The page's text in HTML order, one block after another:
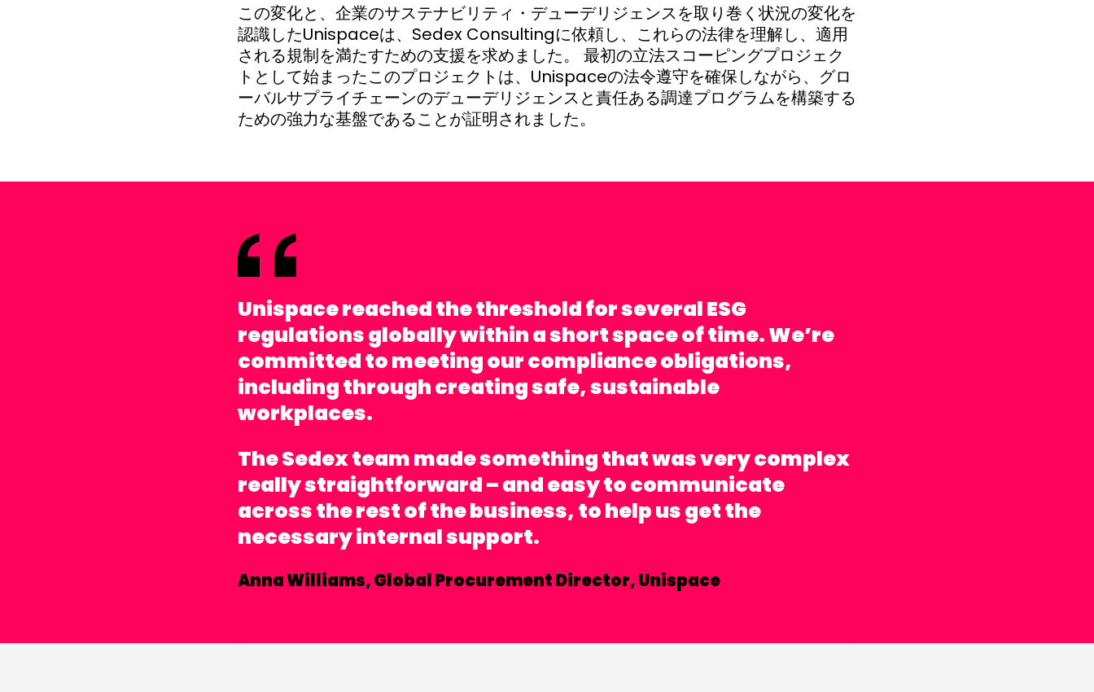
この変化と、企業のサステナビリティ・デューデリジェンスを取り巻く状況の変化を
認識したUnispaceは、Sedex Consultingに依頼し、これらの法律を理解し、適用
される規制を満たすための支援を求めました。 最初の立法スコーピングプロジェク
トとして始まったこのプロジェクトは、Unispaceの法令遵守を確保しながら、グロ
ーバルサプライチェーンのデューデリジェンスと責任ある調達プログラムを構築する
ための強力な基盤であることが証明されました。
Unispace reached the threshold for several ESG
regulations globally within a short space of time. We’re
committed to meeting our compliance obligations,
including through creating safe, sustainable
workplaces.
The Sedex team made something that was very complex
really straightforward – and easy to communicate
across the rest of the business, to help us get the
necessary internal support.
Anna Williams,Global Procurement Director, Unispace